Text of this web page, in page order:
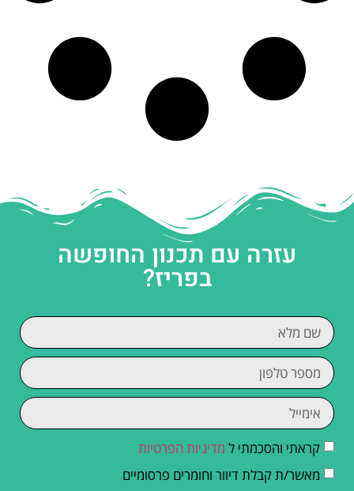
עזרה עם תכנון החופשה
בפריז?
קראתי והסכמתי ל מדיניות הפרטיות
מאשר/ת קבלת דיוור וחומרים פרסומיים